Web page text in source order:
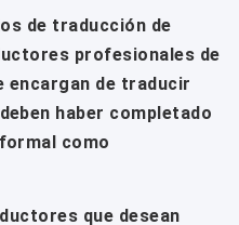
de traducción de
profesionales de
encargan de traducir
haber completado
como
que desean